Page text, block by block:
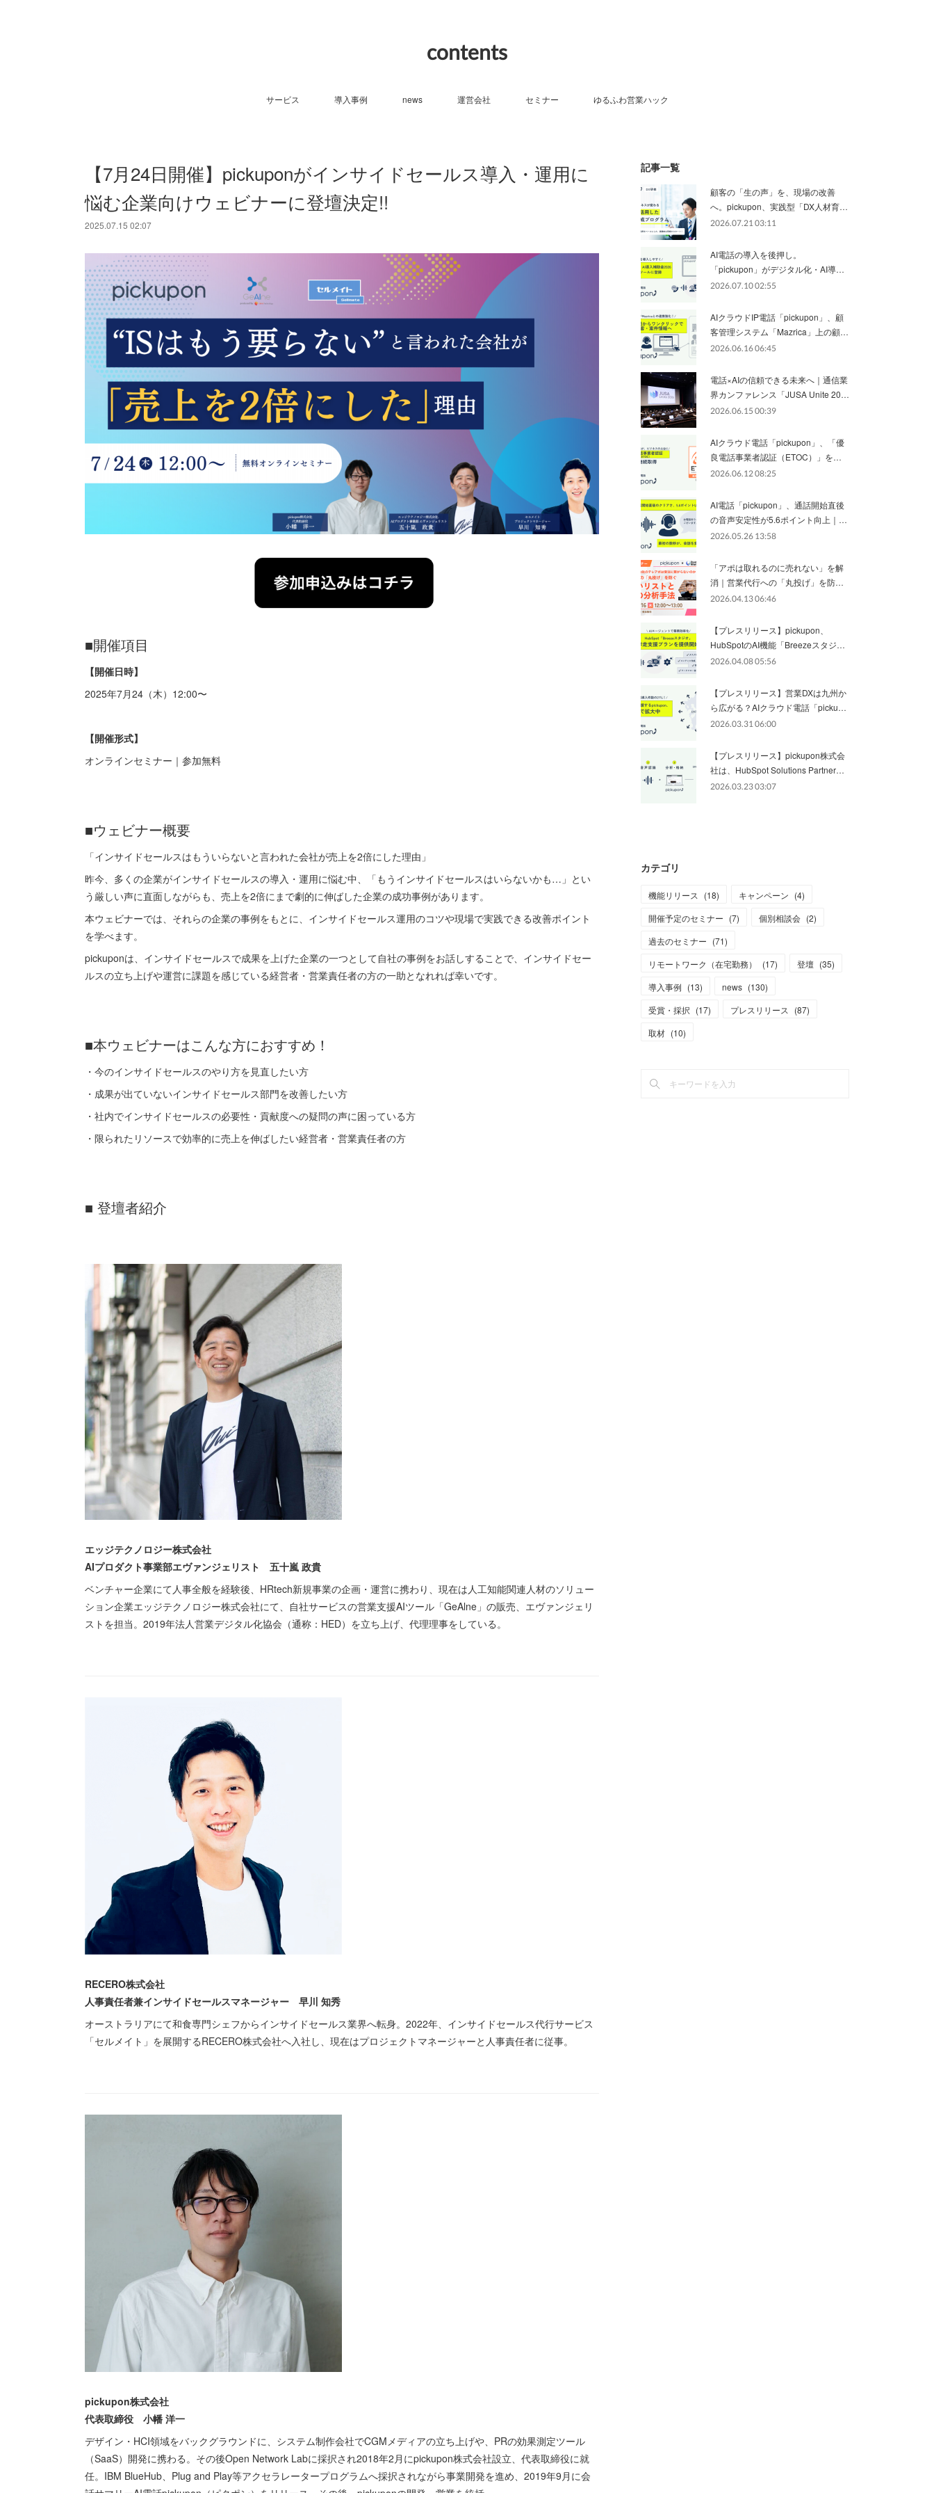
contents
サービス 導入事例 news 運営会社 セミナー ゆるふわ営業ハック
【7月24日開催】pickuponがインサイドセールス導入・運用に
悩む企業向けウェビナーに登壇決定!!
2025.07.15 02:07
■開催項目
【開催日時】
2025年7月24（木）12:00〜
【開催形式】
オンラインセミナー｜参加無料
■ウェビナー概要
「インサイドセールスはもういらないと言われた会社が売上を2倍にした理由」
昨今、多くの企業がインサイドセールスの導入・運用に悩む中、「もうインサイドセールスはいらないかも…」とい
う厳しい声に直面しながらも、売上を2倍にまで劇的に伸ばした企業の成功事例があります。
本ウェビナーでは、それらの企業の事例をもとに、インサイドセールス運用のコツや現場で実践できる改善ポイント
を学べます。
pickuponは、インサイドセールスで成果を上げた企業の一つとして自社の事例をお話しすることで、インサイドセー
ルスの立ち上げや運営に課題を感じている経営者・営業責任者の方の一助となれれば幸いです。
■本ウェビナーはこんな方におすすめ！
・今のインサイドセールスのやり方を見直したい方
・成果が出ていないインサイドセールス部門を改善したい方
・社内でインサイドセールスの必要性・貢献度への疑問の声に困っている方
・限られたリソースで効率的に売上を伸ばしたい経営者・営業責任者の方
■ 登壇者紹介
エッジテクノロジー株式会社
AIプロダクト事業部エヴァンジェリスト 五十嵐 政貴
ベンチャー企業にて人事全般を経験後、HRtech新規事業の企画・運営に携わり、現在は人工知能関連人材のソリュー
ション企業エッジテクノロジー株式会社にて、自社サービスの営業支援AIツール「GeAlne」の販売、エヴァンジェリ
ストを担当。2019年法人営業デジタル化協会（通称：HED）を立ち上げ、代理理事をしている。
RECERO株式会社
人事責任者兼インサイドセールスマネージャー 早川 知秀
オーストラリアにて和食専門シェフからインサイドセールス業界へ転身。2022年、インサイドセールス代行サービス
「セルメイト」を展開するRECERO株式会社へ入社し、現在はプロジェクトマネージャーと人事責任者に従事。
pickupon株式会社
代表取締役 小幡 洋一
デザイン・HCI領域をバックグラウンドに、システム制作会社でCGMメディアの立ち上げや、PRの効果測定ツール
（SaaS）開発に携わる。その後Open Network Labに採択され2018年2月にpickupon株式会社設立、代表取締役に就
任。IBM BlueHub、Plug and Play等アクセラレータープログラムへ採択されながら事業開発を進め、2019年9月に会
記事一覧
顧客の「生の声」を、現場の改善
へ。pickupon、実践型「DX人材育…
2026.07.21 03:11
AI電話の導入を後押し。
「pickupon」がデジタル化・AI導…
2026.07.10 02:55
AIクラウドIP電話「pickupon」、顧
客管理システム「Mazrica」上の顧…
2026.06.16 06:45
電話×AIの信頼できる未来へ｜通信業
界カンファレンス「JUSA Unite 20…
2026.06.15 00:39
AIクラウド電話「pickupon」、「優
良電話事業者認証（ETOC）」を…
2026.06.12 08:25
AI電話「pickupon」、通話開始直後
の音声安定性が5.6ポイント向上｜…
2026.05.26 13:58
「アポは取れるのに売れない」を解
消｜営業代行への「丸投げ」を防…
2026.04.13 06:46
【プレスリリース】pickupon、
HubSpotのAI機能「Breezeスタジ…
2026.04.08 05:56
【プレスリリース】営業DXは九州か
ら広がる？AIクラウド電話「picku…
2026.03.31 06:00
【プレスリリース】pickupon株式会
社は、HubSpot Solutions Partner…
2026.03.23 03:07
カテゴリ
機能リリース (18) キャンペーン (4)
開催予定のセミナー (7) 個別相談会 (2)
過去のセミナー (71)
リモートワーク（在宅勤務）
(17) 登壇 (35)
導入事例 (13) news (130)
受賞・採択 (17) プレスリリース (87)
取材 (10)